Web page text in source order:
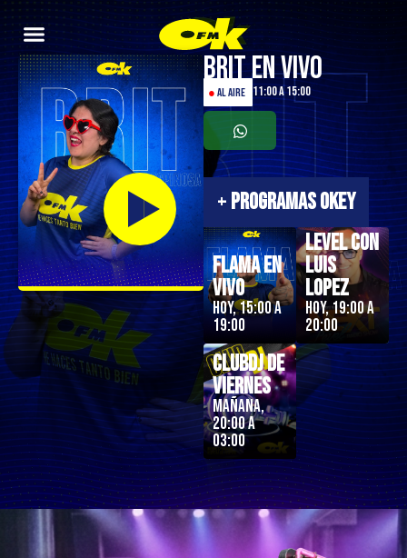
Brit en Vivo
●AL AIRE 11:00 a 15:00
+PROGRAMAS OKEY
Flama en
Vivo
Hoy, 15:00 a
19:00
Next
Level con
Luis
Lopez
Hoy, 19:00 a
20:00
ClubDJ de
Viernes
Mañana,
20:00 a
03:00